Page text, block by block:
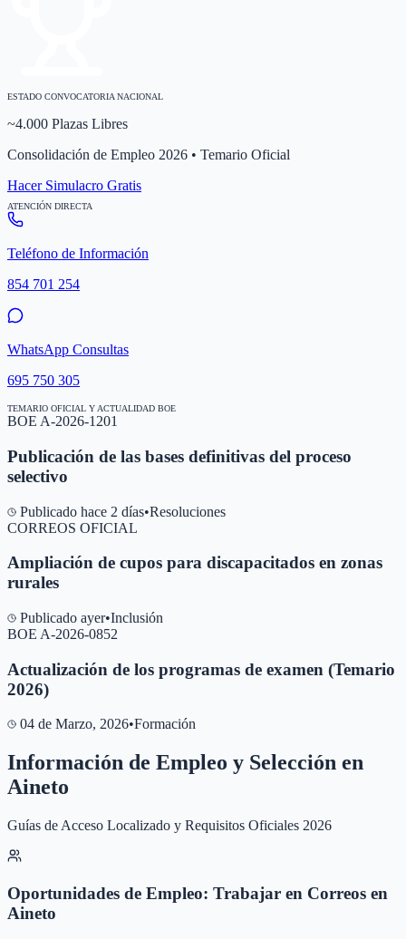
ESTADO CONVOCATORIA NACIONAL
~4.000 Plazas Libres
Consolidación de Empleo 2026 • Temario Oficial
Hacer Simulacro Gratis
ATENCIÓN DIRECTA
Teléfono de Información
854 701 254
WhatsApp Consultas
695 750 305
TEMARIO OFICIAL Y ACTUALIDAD BOE
BOE A-2026-1201
Publicación de las bases definitivas del proceso
selectivo
Publicado hace 2 días•Resoluciones
CORREOS OFICIAL
Ampliación de cupos para discapacitados en zonas
rurales
Publicado ayer•Inclusión
BOE A-2026-0852
Actualización de los programas de examen (Temario
2026)
04 de Marzo, 2026•Formación
Información de Empleo y Selección en
Aineto
Guías de Acceso Localizado y Requisitos Oficiales 2026
Oportunidades de Empleo: Trabajar en Correos en
Aineto